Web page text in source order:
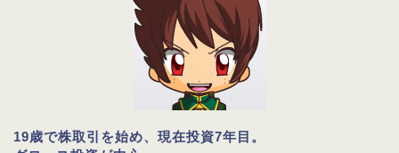
19歳で株取引を始め、現在投資7年目。